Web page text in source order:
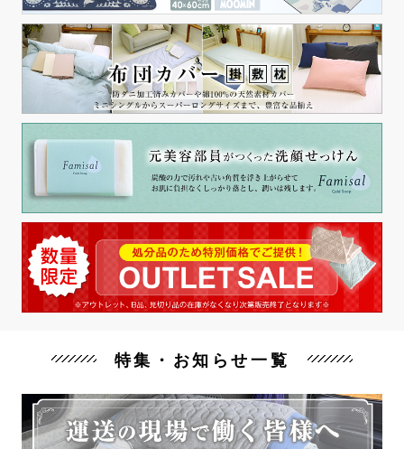
特集・お知らせ一覧